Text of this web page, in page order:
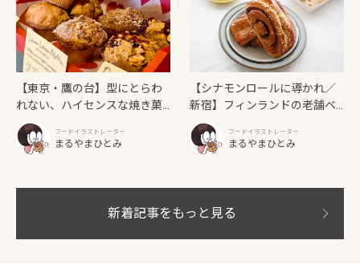
【東京・鷹の台】型にとらわ
れない、ハイセンスな焼き菓
子「SUN3C（サンサンク）」
フードイラストレーター
まるやまひとみ
【シナモンロールに導かれ／
新宿】フィンランドの老舗ベ
ーカリーカフェが日本上陸！
「Ekberg（エクベリ）」
フードイラストレーター
まるやまひとみ
新着記事をもっと見る